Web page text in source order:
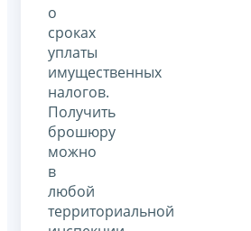
о
сроках
уплаты
имущественных
налогов.
Получить
брошюру
можно
в
любой
территориальной